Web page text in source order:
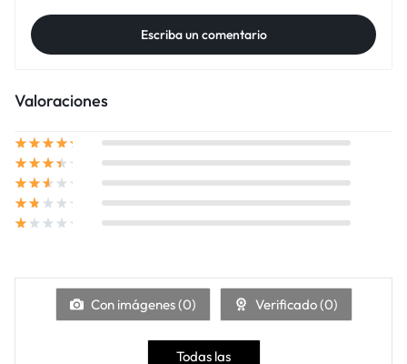
Escriba un comentario
Valoraciones
Con imágenes (0) Verificado (0)
Todas las